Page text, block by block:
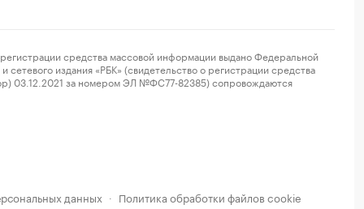
средства массовой информации выдано Федеральной
издания «РБК» (свидетельство о регистрации средства
03.12.2021 за номером ЭЛ №ФС77-82385) сопровождаются
данных · Политика обработки файлов cookie